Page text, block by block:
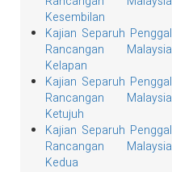
Kesembilan
Kajian Separuh Penggal
Rancangan Malaysia
Kelapan
Kajian Separuh Penggal
Rancangan Malaysia
Ketujuh
Kajian Separuh Penggal
Rancangan Malaysia
Kedua